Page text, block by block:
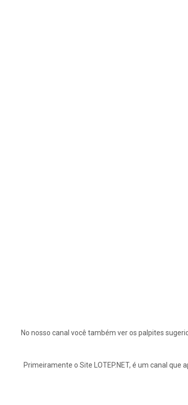
No nosso canal você também ver os palpites
Primeiramente o Site LOTEP.NET, é um canal